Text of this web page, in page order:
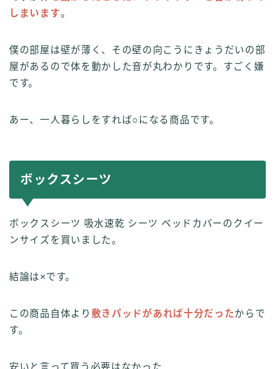
しまいます。
僕の部屋は壁が薄く、その壁の向こうにきょうだいの部
屋があるので体を動かした音が丸わかりです。すごく嫌
です。
あー、一人暮らしをすれば○になる商品です。
ボックスシーツ
ボックスシーツ 吸水速乾 シーツ ベッドカバーのクイー
ンサイズを買いました。
結論は×です。
この商品自体より 敷きパッドがあれば十分だったからで
す。
安いと言って買う必要はなかった…